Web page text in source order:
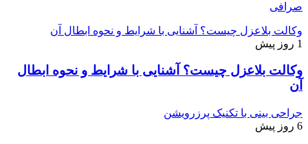
صرافی
وکالت بلاعزل چیست؟ آشنایی با شرایط و نحوه ابطال آن
1 روز پیش
وکالت بلاعزل چیست؟ آشنایی با شرایط و نحوه ابطال
آن
جراحی بینی با تکنیک پرزرویشن
6 روز پیش